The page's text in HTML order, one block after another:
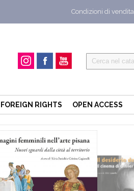
Condizioni di vendita
FOREIGN RIGHTS OPEN ACCESS